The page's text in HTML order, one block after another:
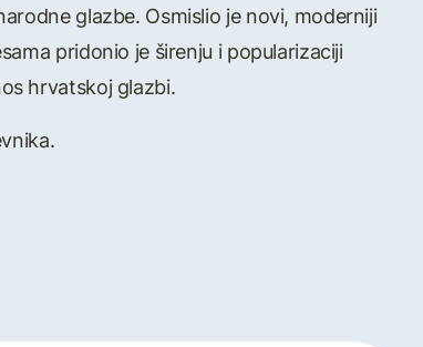
glazbe. Osmislio je novi, moderniji
pridonio je širenju i popularizaciji
hrvatskoj glazbi.